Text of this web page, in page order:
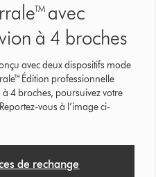
avec
à 4 broches
avec deux dispositifs mode
Édition professionnelle
4 broches, poursuivez votre
vous à l’image ci-
de rechange